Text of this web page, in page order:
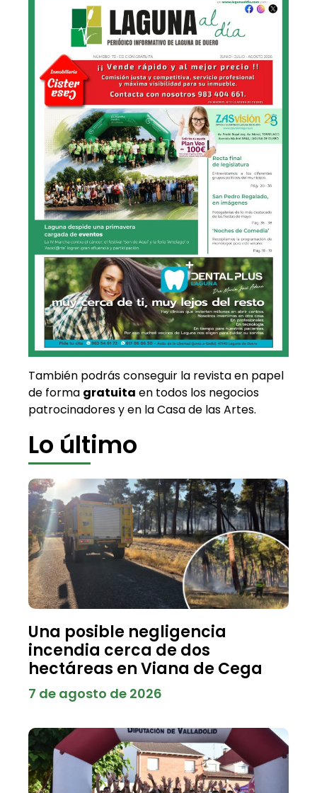
También podrás conseguir la revista en papel
de forma gratuita en todos los negocios
patrocinadores y en la Casa de las Artes.
Lo último
Una posible negligencia
incendia cerca de dos
hectáreas en Viana de Cega
7 de agosto de 2026